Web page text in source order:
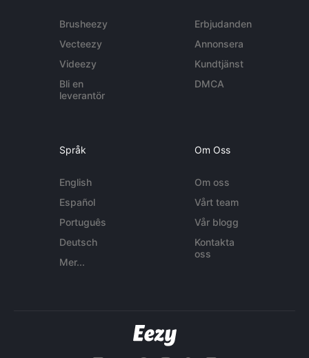
Brusheezy
Vecteezy
Videezy
Bli en
leverantör
Erbjudanden
Annonsera
Kundtjänst
DMCA
Språk
English
Español
Português
Deutsch
Mer...
Om Oss
Om oss
Vårt team
Vår blogg
Kontakta
oss